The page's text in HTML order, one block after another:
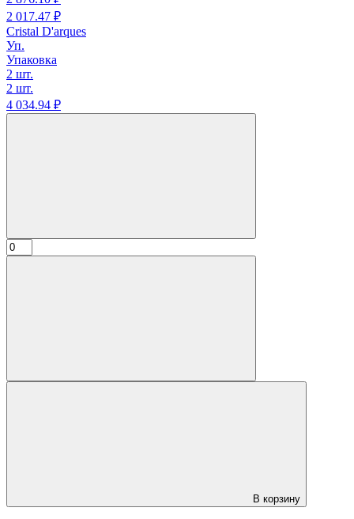
2 017.47 ₽
Cristal D'arques
Уп.
Упаковка
2 шт.
2 шт.
4 034.94 ₽
В корзину